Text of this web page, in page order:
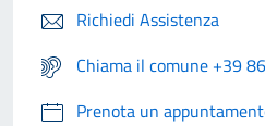
Richiedi Assistenza
Chiama il comune +39
Prenota un